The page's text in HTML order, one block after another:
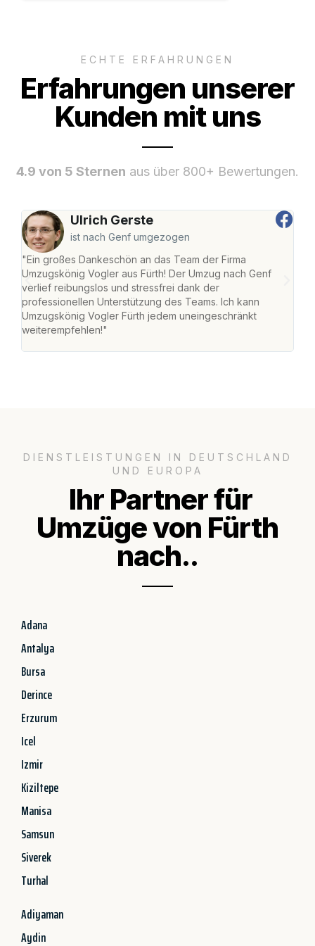
ECHTE ERFAHRUNGEN
Erfahrungen unserer
Kunden mit uns
4.9 von 5 Sternen aus über 800+ Bewertungen.
Ulrich Gerste
ist nach Genf umgezogen
"Ein großes Dankeschön an das Team der Firma
Umzugskönig Vogler aus Fürth! Der Umzug nach Genf
verlief reibungslos und stressfrei dank der
professionellen Unterstützung des Teams. Ich kann
Umzugskönig Vogler Fürth jedem uneingeschränkt
weiterempfehlen!"
DIENSTLEISTUNGEN IN DEUTSCHLAND
UND EUROPA
Ihr Partner für
Umzüge von Fürth
nach..
Adana
Antalya
Bursa
Derince
Erzurum
Icel
Izmir
Kiziltepe
Manisa
Samsun
Siverek
Turhal
Adiyaman
Aydin